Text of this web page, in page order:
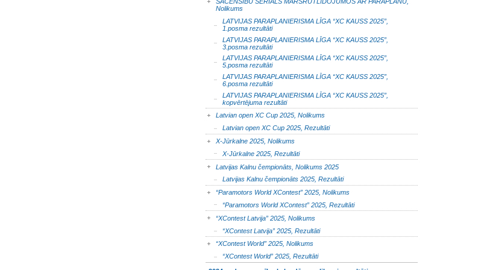
SACENSĪBU SERIĀLS MARŠRUTLIDOJUMOS AR PARAPLĀNU,
Nolikums
LATVIJAS PARAPLANIERISMA LĪGA “XC KAUSS 2025”,
1.posma rezultāti
LATVIJAS PARAPLANIERISMA LĪGA “XC KAUSS 2025”,
3.posma rezultāti
LATVIJAS PARAPLANIERISMA LĪGA “XC KAUSS 2025”,
5.posma rezultāti
LATVIJAS PARAPLANIERISMA LĪGA “XC KAUSS 2025”,
6.posma rezultāti
LATVIJAS PARAPLANIERISMA LĪGA “XC KAUSS 2025”,
kopvērtējuma rezultāti
Latvian open XC Cup 2025, Nolikums
Latvian open XC Cup 2025, Rezultāti
X-Jūrkalne 2025, Nolikums
X-Jūrkalne 2025, Rezultāti
Latvijas Kalnu čempionāts, Nolikums 2025
Latvijas Kalnu čempionāts 2025, Rezultāti
“Paramotors World XContest” 2025, Nolikums
“Paramotors World XContest” 2025, Rezultāti
“XContest Latvija” 2025, Nolikums
“XContest Latvija” 2025, Rezultāti
“XContest World” 2025, Nolikums
“XContest World” 2025, Rezultāti